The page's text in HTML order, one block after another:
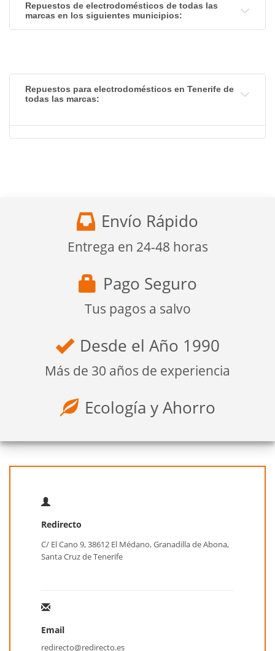
Repuestos de electrodomésticos de todas las
marcas en los siguientes municipios:
Repuestos para electrodomésticos en Tenerife de
todas las marcas:
Envío Rápido
Entrega en 24-48 horas
Pago Seguro
Tus pagos a salvo
Desde el Año 1990
Más de 30 años de experiencia
Ecología y Ahorro
Redirecto
C/ El Cano 9, 38612 El Médano, Granadilla de Abona,
Santa Cruz de Tenerife
Email
redirecto@redirecto.es